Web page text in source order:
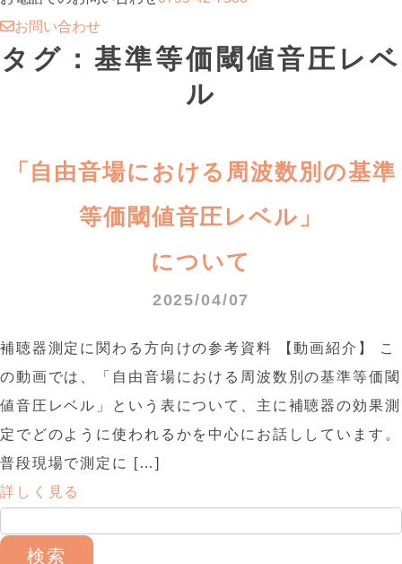
お問い合わせ
タグ：基準等価閾値音圧レベ
ル
「自由音場における周波数別の基準
等価閾値音圧レベル」
について
2025/04/07
補聴器測定に関わる方向けの参考資料 【動画紹介】 こ
の動画では、「自由音場における周波数別の基準等価閾
値音圧レベル」という表について、主に補聴器の効果測
定でどのように使われるかを中心にお話ししています。
普段現場で測定に […]
詳しく見る
索: